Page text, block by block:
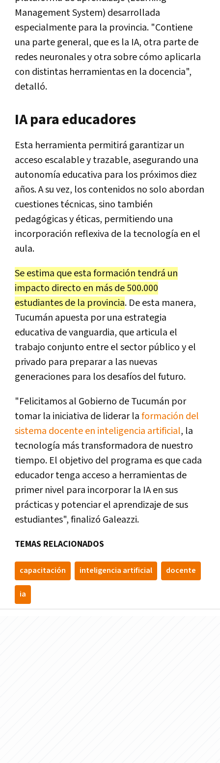
Management System) desarrollada
especialmente para la provincia. "Contiene
una parte general, que es la IA, otra parte de
redes neuronales y otra sobre cómo aplicarla
con distintas herramientas en la docencia",
detalló.
IA para educadores
Esta herramienta permitirá garantizar un
acceso escalable y trazable, asegurando una
autonomía educativa para los próximos diez
años. A su vez, los contenidos no solo abordan
cuestiones técnicas, sino también
pedagógicas y éticas, permitiendo una
incorporación reflexiva de la tecnología en el
aula.
Se estima que esta formación tendrá un
impacto directo en más de 500.000
estudiantes de la provincia. De esta manera,
Tucumán apuesta por una estrategia
educativa de vanguardia, que articula el
trabajo conjunto entre el sector público y el
privado para preparar a las nuevas
generaciones para los desafíos del futuro.
"Felicitamos al Gobierno de Tucumán por
tomar la iniciativa de liderar laformación del
sistema docente en inteligencia artificial, la
tecnología más transformadora de nuestro
tiempo. El objetivo del programa es que cada
educador tenga acceso a herramientas de
primer nivel para incorporar la IA en sus
prácticas y potenciar el aprendizaje de sus
estudiantes", finalizó Galeazzi.
TEMAS RELACIONADOS
capacitación inteligencia artificial docente
ia